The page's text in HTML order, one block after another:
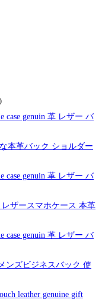
本革バック ショルダー
ザースマホケース 本革
ンズビジネスバック 使